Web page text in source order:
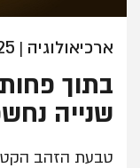
ארכיאולוגיה | 25 מאי
בתוך
שנייה
טבעת הזהב